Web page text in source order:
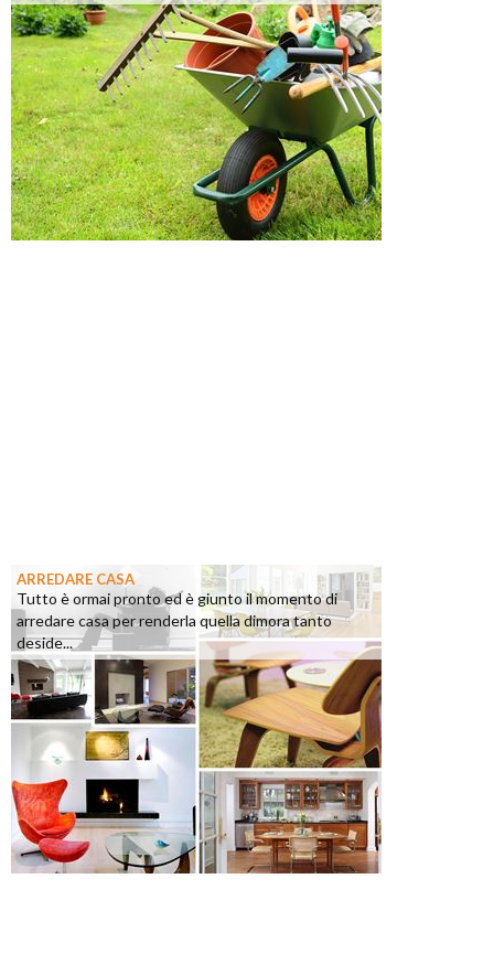
ARREDARE CASA
Tutto è ormai pronto ed è giunto il momento di
arredare casa per renderla quella dimora tanto
deside...